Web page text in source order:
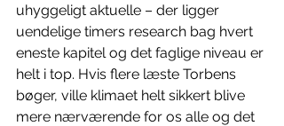
uhyggeligt aktuelle – der ligger
uendelige timers research bag hvert
eneste kapitel og det faglige niveau er
helt i top. Hvis flere læste Torbens
bøger, ville klimaet helt sikkert blive
mere nærværende for os alle og det